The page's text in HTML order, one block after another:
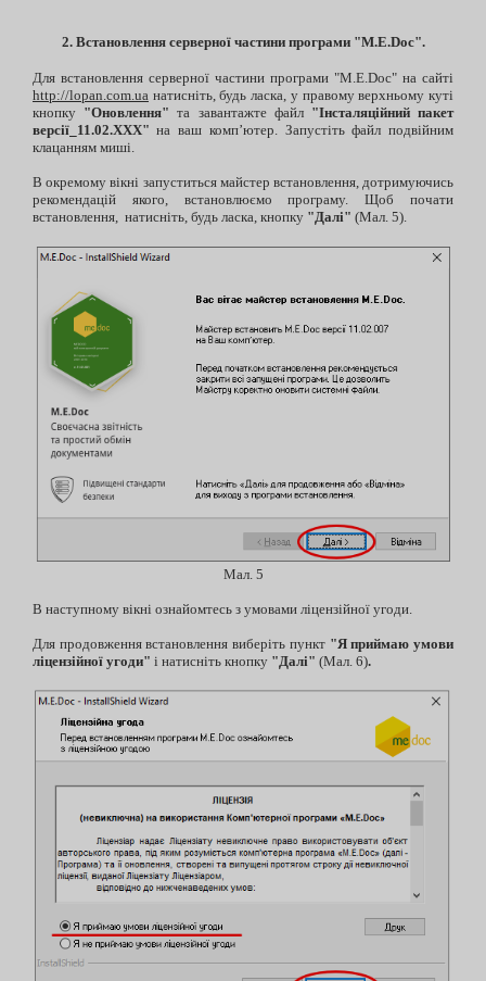
2. Встановлення серверної частини програми "M.E.Doc".
Для встановлення серверної частини програми "M.E.Doc" на сайті
http://lopan.com.ua натисніть, будь ласка, у правому верхньому куті
кнопку "Оновлення"та завантажте файл "Інсталяційний пакет
версії 11.02.ХХХ"на ваш комп’ютер. Запустіть файл подвійним
клацанням миші.
В окремому вікні запуститься майстер встановлення, дотримуючись
рекомендацій якого, встановлюємо програму. Щоб почати
встановлення, натисніть, будь ласка, кнопку "Далі" (Мал. 5).
Мал. 5
В наступному вікні ознайомтесь з умовами ліцензійної угоди.
Для продовження встановлення виберіть пункт "Я приймаю умови
ліцензійної угоди" і натисніть кнопку "Далі" (Мал. 6).